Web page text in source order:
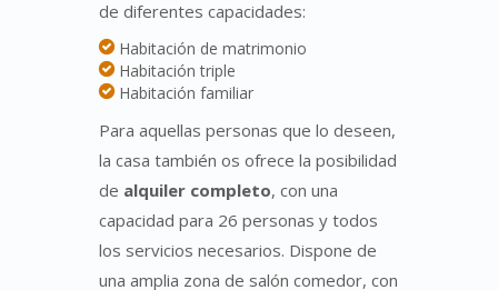
de diferentes capacidades:
Habitación de matrimonio
Habitación triple
Habitación familiar
Para aquellas personas que lo deseen,
la casa también os ofrece la posibilidad
de alquiler completo, con una
capacidad para 26 personas y todos
los servicios necesarios. Dispone de
una amplia zona de salón comedor, con